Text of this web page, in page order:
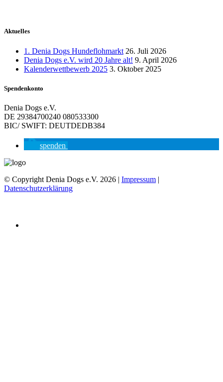
Aktuelles
1. Denia Dogs Hundeflohmarkt 26. Juli 2026
Denia Dogs e.V. wird 20 Jahre alt! 9. April 2026
Kalenderwettbewerb 2025 3. Oktober 2025
Spendenkonto
Denia Dogs e.V.
DE 29384700240 080533300
BIC/ SWIFT: DEUTDEDB384
spenden
© Copyright Denia Dogs e.V. 2026 | Impressum |
Datenschutzerklärung